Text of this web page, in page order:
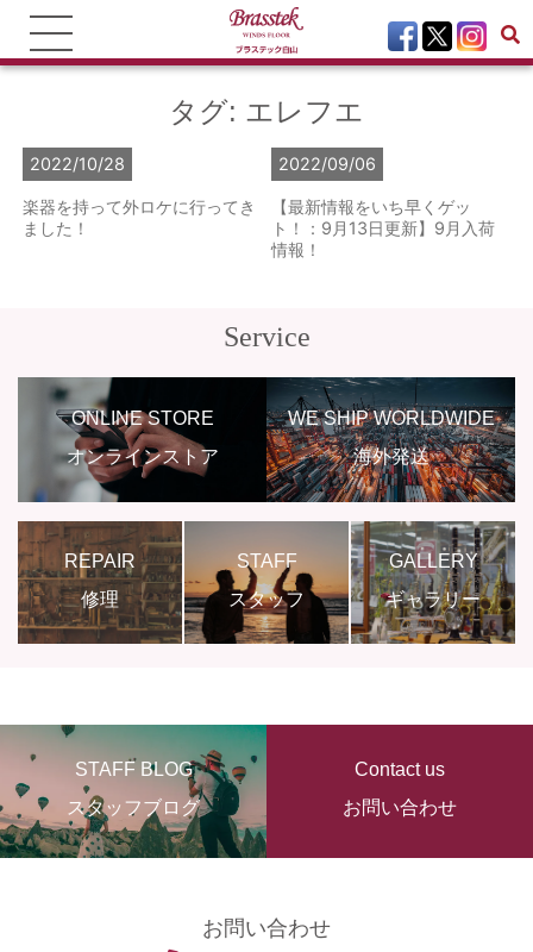
タグ: エレフエ
2022/10/28
楽器を持って外ロケに行ってき
ました！
2022/09/06
【最新情報をいち早くゲッ
ト！：9月13日更新】9月入荷
情報！
Service
ONLINE STORE
オンラインストア
WE SHIP WORLDWIDE
海外発送
REPAIR
修理
STAFF
スタッフ
GALLERY
ギャラリー
STAFF BLOG
スタッフブログ
Contact us
お問い合わせ
お問い合わせ